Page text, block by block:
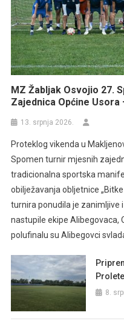
MZ Žabljak Osvojio 27.
Zajednica Općine
13. srpnja 2026.
Proteklog vikenda u
Spomen turnir mjesnih
tradicionalna sportska
obilježavanja obljetnice
turnira ponudila je zanimljive
nastupile ekipe Alibegovaca,
polufinalu su Alibegovci
8.